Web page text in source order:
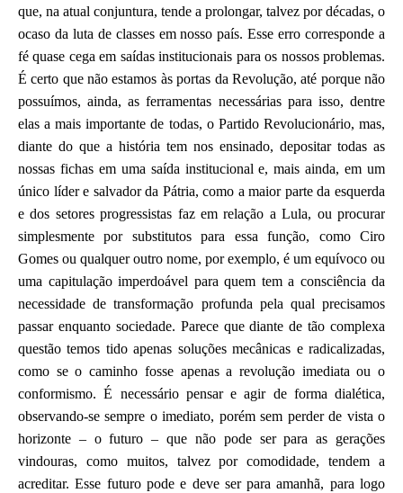
que, na atual conjuntura, tende a prolongar, talvez por décadas, o
ocaso da luta de classes em nosso país. Esse erro corresponde a
fé quase cega em saídas institucionais para os nossos problemas.
É certo que não estamos às portas da Revolução, até porque não
possuímos, ainda, as ferramentas necessárias para isso, dentre
elas a mais importante de todas, o Partido Revolucionário, mas,
diante do que a história tem nos ensinado, depositar todas as
nossas fichas em uma saída institucional e, mais ainda, em um
único líder e salvador da Pátria, como a maior parte da esquerda
e dos setores progressistas faz em relação a Lula, ou procurar
simplesmente por substitutos para essa função, como Ciro
Gomes ou qualquer outro nome, por exemplo, é um equívoco ou
uma capitulação imperdoável para quem tem a consciência da
necessidade de transformação profunda pela qual precisamos
passar enquanto sociedade. Parece que diante de tão complexa
questão temos tido apenas soluções mecânicas e radicalizadas,
como se o caminho fosse apenas a revolução imediata ou o
conformismo. É necessário pensar e agir de forma dialética,
observando-se sempre o imediato, porém sem perder de vista o
horizonte – o futuro – que não pode ser para as gerações
vindouras, como muitos, talvez por comodidade, tendem a
acreditar. Esse futuro pode e deve ser para amanhã, para logo